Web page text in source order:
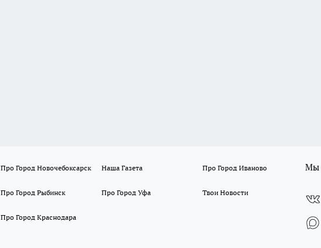
Про Город Новочебоксарск Наша Газета Про Город Иваново
Про Город Рыбинск Про Город Уфа Твои Новости
Про Город Краснодара
Мы